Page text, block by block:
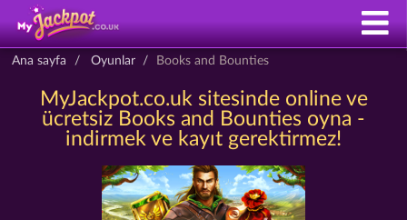
Ana sayfa Oyunlar Books and Bounties
MyJackpot.co.uk sitesinde online ve
ücretsiz Books and Bounties oyna -
indirmek ve kayıt gerektirmez!